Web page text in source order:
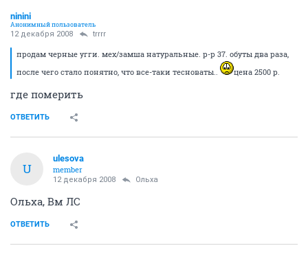
ninini
Анонимный пользователь
12 декабря 2008 trrrr
продам черные угги. мех/замша натуральные. р-р 37. обуты два раза,
после чего стало понятно, что все-таки тесноваты..
цена 2500 р.
где померить
ОТВЕТИТЬ
U
ulesova
member
12 декабря 2008 Ольха
Ольха, Вм ЛС
ОТВЕТИТЬ